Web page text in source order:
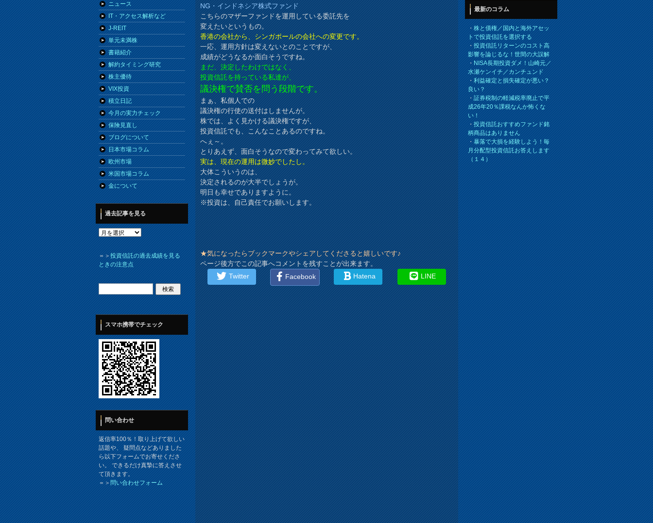
NG・インドネシア株式ファンド
こちらのマザーファンドを運用している委託先を
変えたいというもの。
香港の会社から、シンガポールの会社への変更です。
一応、運用方針は変えないとのことですが、
成績がどうなるか面白そうですね。
まだ、決定したわけではなく、
投資信託を持っている私達が、
議決権で賛否を問う段階です。
まぁ、私個人での
議決権の行使の送付はしませんが。
株では、よく見かける議決権ですが、
投資信託でも、こんなことあるのですね。
へぇ～。
とりあえず、面白そうなので変わってみて欲しい。
実は、現在の運用は微妙でしたし。
大体こういうのは、
決定されるのが大半でしょうが。
明日も幸せでありますように。
※投資は、自己責任でお願いします。
★気になったらブックマークやシェアしてくださると嬉しいです♪
ページ後方でこの記事へコメントを残すことが出来ます。
Twitter
Facebook Hatena LINE
ニュース
IT・アクセス解析など
J-REIT
単元未満株
書籍紹介
解約タイミング研究
株主優待
VIX投資
積立日記
今月の実力チェック
保険見直し
ブログについて
日本市場コラム
欧州市場
米国市場コラム
金について
過去記事を見る
＝＞投資信託の過去成績を見る
ときの注意点
スマホ携帯でチェック
問い合わせ
返信率100％！取り上げて欲しい
話題や、 疑問点などありました
ら以下フォームでお寄せくださ
い。 できるだけ真摯に答えさせ
て頂きます。
＝＞問い合わせフォーム
最新のコラム
・株と債権／国内と海外アセッ
トで投資信託を選択する
・投資信託リターンのコスト高
影響を論じるな！世間の大誤解
・NISA長期投資ダメ！山崎元／
水瀬ケンイチ／カンチュンド
・利益確定と損失確定が悪い？
良い？
・証券税制の軽減税率廃止で平
成26年20％課税なんか怖くな
い！
・投資信託おすすめファンド銘
柄商品はありません
・暴落で大損を経験しよう！毎
月分配型投資信託お答えします
（１４）